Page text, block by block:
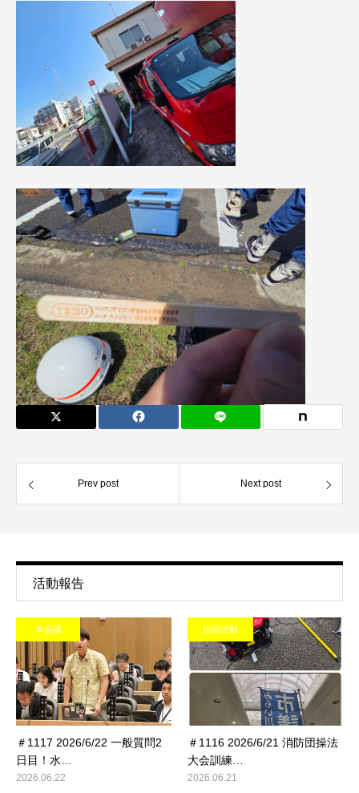
Prev post Next post
活動報告
本会議
＃1117 2026/6/22 一般質問2
日目！水…
2026.06.22
街頭活動
＃1116 2026/6/21 消防団操法
大会訓練…
2026.06.21